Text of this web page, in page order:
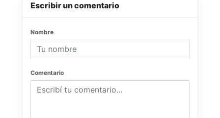
Escribir un comentario
Nombre
Comentario